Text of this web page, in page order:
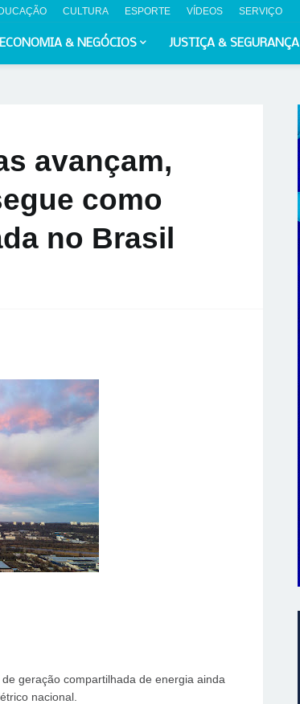
CULTURA ESPORTE VÍDEOS SERVIÇO
ECONOMIA & NEGÓCIOS JUSTIÇA & SEGURANÇA
avançam,
como
no Brasil
geração compartilhada de energia ainda
nacional.